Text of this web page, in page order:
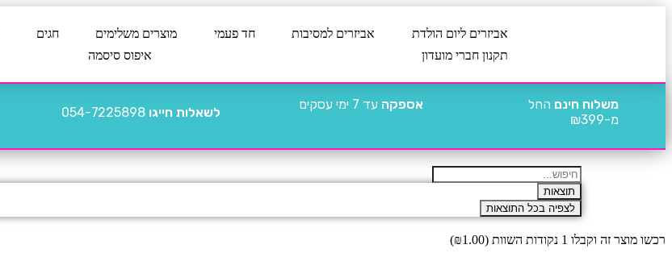
אביזרים ליום הולדת אביזרים למסיבות חד פעמי מוצרים משלימים חגים
תקנון חברי מועדון
איפוס סיסמה
משלוח חינם החל
מ-₪399
אספקה עד 7 ימי עסקים
לשאלות חייגו 054-7225898
תוצאות
לצפיה בכל התוצאות
רכשו מוצר זה וקבלו 1 נקודות השוות ( ₪1.00
)